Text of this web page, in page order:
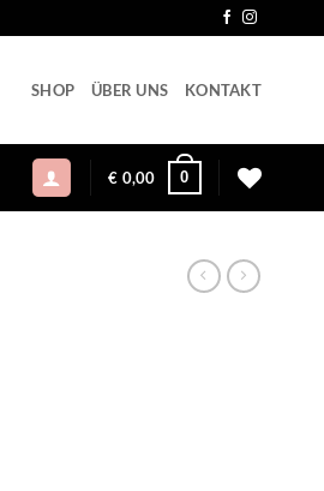
SHOP ÜBER UNS KONTAKT
€ 0,00 0